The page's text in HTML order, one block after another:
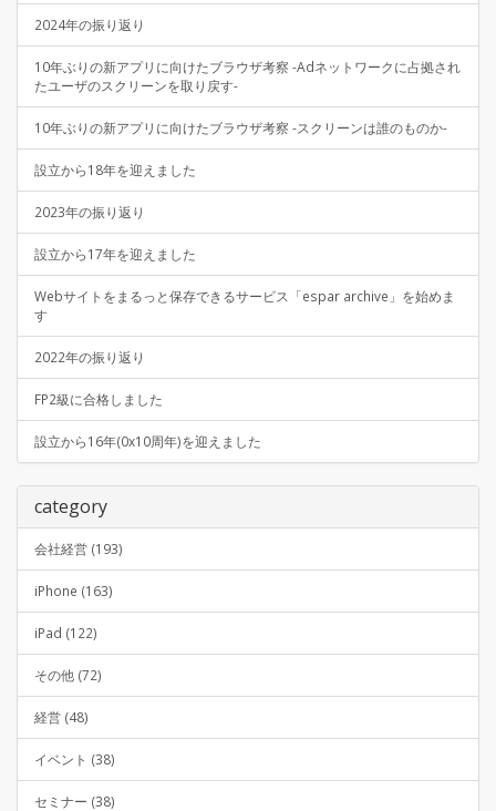
2024年の振り返り
10年ぶりの新アプリに向けたブラウザ考察 -Adネットワークに占拠され
たユーザのスクリーンを取り戻す-
10年ぶりの新アプリに向けたブラウザ考察 -スクリーンは誰のものか-
設立から18年を迎えました
2023年の振り返り
設立から17年を迎えました
Webサイトをまるっと保存できるサービス「espar archive」を始めま
す
2022年の振り返り
FP2級に合格しました
設立から16年(0x10周年)を迎えました
category
会社経営 (193)
iPhone (163)
iPad (122)
その他 (72)
経営 (48)
イベント (38)
セミナー (38)